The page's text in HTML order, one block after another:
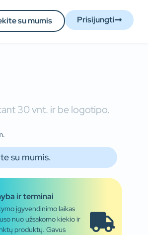
su mumis Prisijungti
30 vnt. ir be logotipo.
su mumis.
ir terminai
įgyvendinimo laikas
nuo užsakomo kiekio ir
produktų. Gavus